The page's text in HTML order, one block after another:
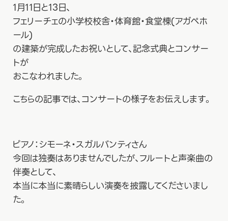
1月11日と13日、
フェリーチェの小学校校舎・体育館・食堂棟(アガペホ
ール)
の建築が完成したお祝いとして、記念式典とコンサー
トが
おこなわれました。
こちらの記事では、コンサートの様子をお伝えします。
ピアノ：シモーネ・スガルバンティさん
今回は独奏はありませんでしたが、フルートと声楽曲の
伴奏として、
本当に本当に素晴らしい演奏を披露してくださいまし
た。